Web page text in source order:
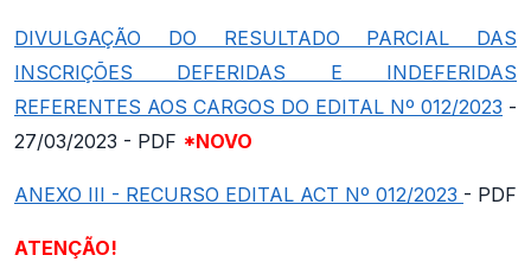
DIVULGAÇÃO DO RESULTADO PARCIAL DAS
INSCRIÇÕES DEFERIDAS E INDEFERIDAS
REFERENTES AOS CARGOS DO EDITAL Nº 012/2023 -
27/03/2023 - PDF *NOVO
ANEXO III - RECURSO EDITAL ACT Nº 012/2023 - PDF
ATENÇÃO!